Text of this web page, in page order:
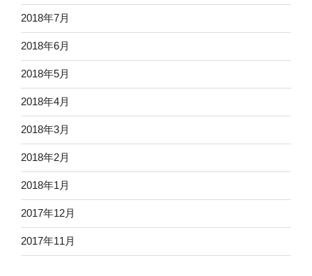
2018年7月
2018年6月
2018年5月
2018年4月
2018年3月
2018年2月
2018年1月
2017年12月
2017年11月